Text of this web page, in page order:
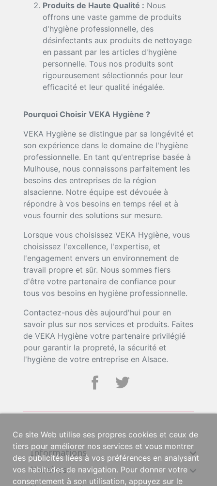
Produits de Haute Qualité : Nous
offrons une vaste gamme de produits
d'hygiène professionnelle, des
désinfectants aux produits de nettoyage
en passant par les articles d'hygiène
personnelle. Tous nos produits sont
rigoureusement sélectionnés pour leur
efficacité et leur qualité inégalée.
Pourquoi Choisir VEKA Hygiène ?
VEKA Hygiène se distingue par sa longévité et
son expérience dans le domaine de l'hygiène
professionnelle. En tant qu'entreprise basée à
Mulhouse, nous connaissons parfaitement les
besoins des entreprises de la région
alsacienne. Notre équipe est dévouée à
répondre à vos besoins en temps réel et à
vous fournir des solutions sur mesure.
Lorsque vous choisissez VEKA Hygiène, vous
choisissez l'excellence, l'expertise, et
l'engagement envers un environnement de
travail propre et sûr. Nous sommes fiers
d'être votre partenaire de confiance pour
tous vos besoins en hygiène professionnelle.
Contactez-nous dès aujourd'hui pour en
savoir plus sur nos services et produits. Faites
de VEKA Hygiène votre partenaire privilégié
pour garantir la propreté, la sécurité et
l'hygiène de votre entreprise en Alsace.
Informations 
Horaires 
Ce site Web utilise ses propres cookies et ceux de
tiers pour améliorer nos services et vous montrer
des publicités liées à vos préférences en analysant
vos habitudes de navigation. Pour donner votre
consentement à son utilisation, appuyez sur le